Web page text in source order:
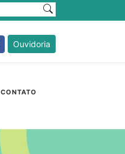
Ouvidoria
CONTATO